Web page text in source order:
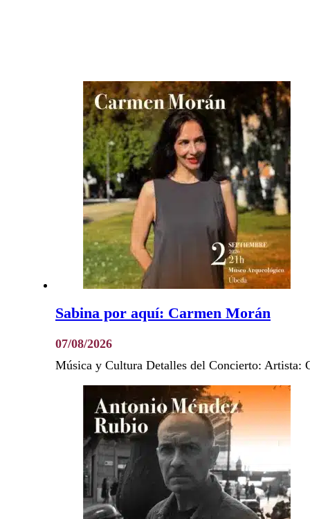
Sabina por aquí: Carmen Morán
07/08/2026
Música y Cultura Detalles del Concierto: Artista: